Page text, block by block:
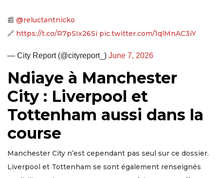
📰 @reluctantnicko
🔗 https://t.co/R7pSIx26Si pic.twitter.com/1qlMnAC3iY
— City Report (@cityreport_) June 7, 2026
Ndiaye à Manchester
City : Liverpool et
Tottenham aussi dans la
course
Manchester City n’est cependant pas seul sur ce dossier.
Liverpool et Tottenham se sont également renseignés